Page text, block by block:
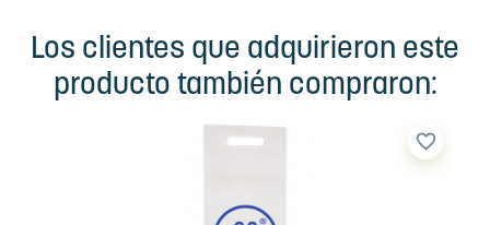
Los clientes que adquirieron este
producto también compraron:
favorite_border